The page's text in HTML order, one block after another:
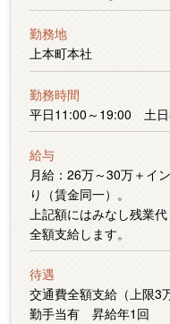
勤務地
上本町本社
勤務時間
平日11:00～19:00 土日
給与
月給：26万～30万＋イ
り（賃金同一）。
上記額にはみなし残業
全額支給します。
待遇
交通費全額支給（上
勤手当有 昇給年1回